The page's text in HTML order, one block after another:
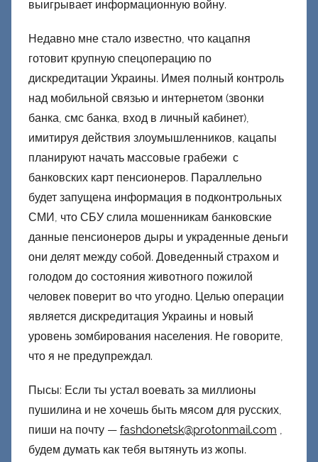
выигрывает информационную войну.
Недавно мне стало известно, что кацапня
готовит крупную спецоперацию по
дискредитации Украины. Имея полный контроль
над мобильной связью и интернетом (звонки
банка, смс банка, вход в личный кабинет),
имитируя действия злоумышленников, кацапы
планируют начать массовые грабежи с
банковских карт пенсионеров. Параллельно
будет запущена информация в подконтрольных
СМИ, что СБУ слила мошенникам банковские
данные пенсионеров дыры и украденные деньги
они делят между собой. Доведенный страхом и
голодом до состояния животного пожилой
человек поверит во что угодно. Целью операции
является дискредитация Украины и новый
уровень зомбирования населения. Не говорите,
что я не предупреждал.
Пысы: Если ты устал воевать за миллионы
пушилина и не хочешь быть мясом для русских,
пиши на почту — fashdonetsk@protonmail.com
будем думать как тебя вытянуть из жопы.